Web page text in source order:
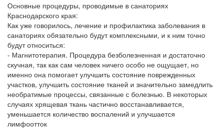
Основные процедуры, проводимые в санаториях
Краснодарского края:
Как уже говорилось, лечение и профилактика заболевания в
санаториях обязательно будут комплексными, и к ним точно
будут относиться:
- Магнитотерапия. Процедура безболезненная и достаточно
скучная, так как сам человек ничего особо не ощущает, но
именно она помогает улучшить состояние поврежденных
участков, улучшить состояние тканей и значительно замедлить
необратимые процессы, связанные с болезнью. В некоторых
случаях хрящевая ткань частично восстанавливается,
уменьшается количество воспалений и улучшается
лимфоотток